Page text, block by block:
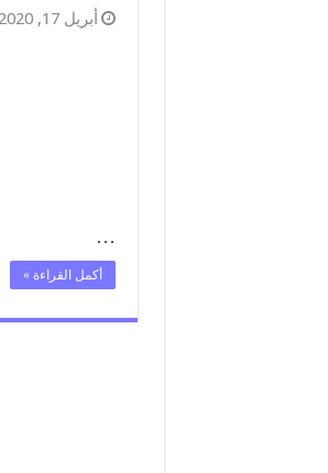
أبريل 17, 2020
…
أكمل القراءة »